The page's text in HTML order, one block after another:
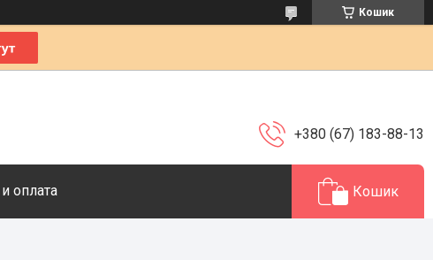
Кошик
+380 (67) 183-88-13
оплата Кошик